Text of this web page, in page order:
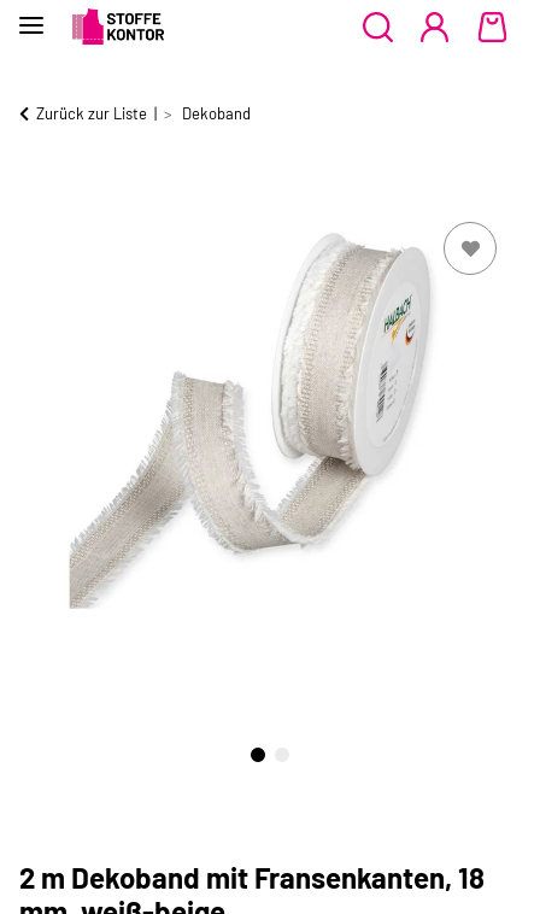
Zurück zur Liste Dekoband
2 m Dekoband mit Fransenkanten, 18